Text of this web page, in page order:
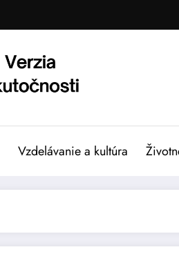
Vzdelávanie a kultúra